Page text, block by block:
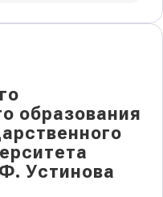
образования
Устинова